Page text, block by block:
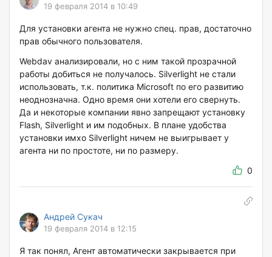
19 февраля 2014 в 10:49
Для установки агента не нужно спец. прав, достаточно
прав обычного пользователя.
Webdav анализировали, но с ним такой прозрачной
работы добиться не получалось. Silverlight не стали
использовать, т.к. политика Microsoft по его развитию
неоднозначна. Одно время они хотели его свернуть.
Да и некоторые компании явно запрещают установку
Flash, Silverlight и им подобных. В плане удобства
установки имхо Silverlight ничем не выигрывает у
агента ни по простоте, ни по размеру.
0
Андрей Сукач
19 февраля 2014 в 12:15
Я так понял, Агент автоматически закрывается при